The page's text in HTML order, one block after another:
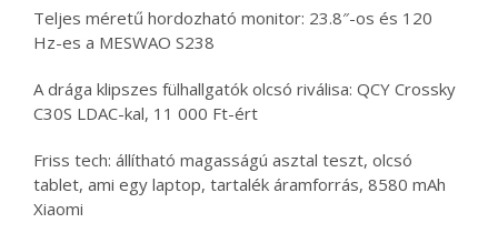
Teljes méretű hordozható monitor: 23.8″-os és 120
Hz-es a MESWAO S238
A drága klipszes fülhallgatók olcsó riválisa: QCY Crossky
C30S LDAC-kal, 11 000 Ft-ért
Friss tech: állítható magasságú asztal teszt, olcsó
tablet, ami egy laptop, tartalék áramforrás, 8580 mAh
Xiaomi